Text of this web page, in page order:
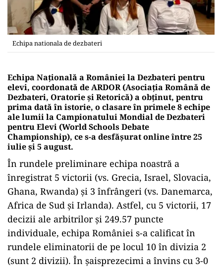
Echipa nationala de dezbateri
Echipa Națională a României la Dezbateri pentru
elevi, coordonată de ARDOR (Asociația Română de
Dezbateri, Oratorie și Retorică) a obținut, pentru
prima dată în istorie, o clasare în primele 8 echipe
ale lumii la Campionatului Mondial de Dezbateri
pentru Elevi (World Schools Debate
Championship), ce s-a desfășurat online între 25
iulie și 5 august.
În rundele preliminare echipa noastră a
înregistrat 5 victorii (vs. Grecia, Israel, Slovacia,
Ghana, Rwanda) și 3 înfrângeri (vs. Danemarca,
Africa de Sud și Irlanda). Astfel, cu 5 victorii, 17
decizii ale arbitrilor și 249.57 puncte
individuale, echipa României s-a calificat în
rundele eliminatorii de pe locul 10 în divizia 2
(sunt 2 divizii). În șaisprezecimi a învins cu 3-0